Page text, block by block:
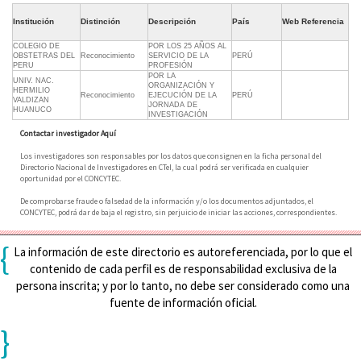
Institución Distinción Descripción País Web Referencia
COLEGIO DE
OBSTETRAS DEL
PERU
Reconocimiento
POR LOS 25 AÑOS AL
SERVICIO DE LA
PROFESIÓN
PERÚ
UNIV. NAC.
HERMILIO
VALDIZAN
HUANUCO
Reconocimiento
POR LA
ORGANIZACIÓN Y
EJECUCIÓN DE LA
JORNADA DE
INVESTIGACIÓN
PERÚ
Contactar investigador Aquí
Los investigadores son responsables por los datos que consignen en la ficha personal del
Directorio Nacional de Investigadores en CTeI, la cual podrá ser verificada en cualquier
oportunidad por el CONCYTEC.
De comprobarse fraude o falsedad de la información y/o los documentos adjuntados, el
CONCYTEC, podrá dar de baja el registro, sin perjuicio de iniciar las acciones, correspondientes.
{ La información de este directorio es autoreferenciada, por lo que el
contenido de cada perfil es de responsabilidad exclusiva de la
persona inscrita; y por lo tanto, no debe ser considerado como una
fuente de información oficial.
}